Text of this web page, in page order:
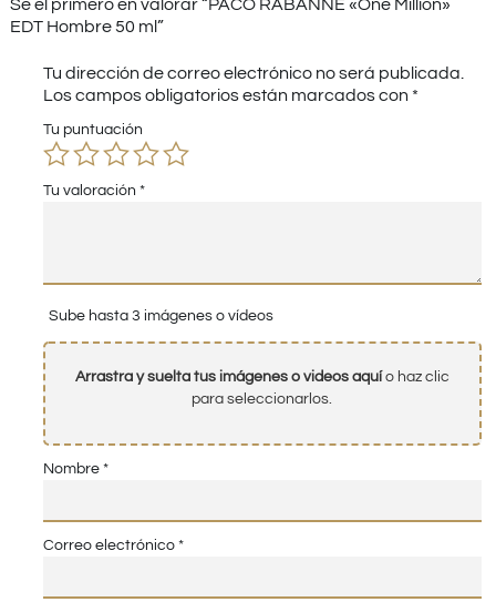
Sé el primero en valorar “PACO RABANNE «One Million»
EDT Hombre 50 ml”
Tu dirección de correo electrónico no será publicada.
Los campos obligatorios están marcados con *
Tu puntuación
Tu valoración *
Sube hasta 3 imágenes o vídeos
Arrastra y suelta tus imágenes o videos aquío haz clic
para seleccionarlos.
Nombre *
Correo electrónico *